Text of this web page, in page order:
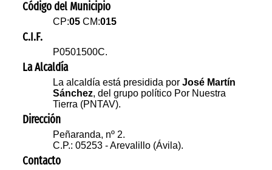
Código del Municipio
CP:05 CM:015
C.I.F.
P0501500C.
La Alcaldía
La alcaldía está presidida porJosé Martín
Sánchez, del grupo político Por Nuestra
Tierra (PNTAV).
Dirección
Peñaranda, nº 2.
C.P.: 05253 - Arevalillo (Ávila).
Contacto